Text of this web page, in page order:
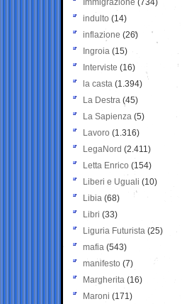
Immigrazione (734)
indulto (14)
inflazione (26)
Ingroia (15)
Interviste (16)
la casta (1.394)
La Destra (45)
La Sapienza (5)
Lavoro (1.316)
LegaNord (2.411)
Letta Enrico (154)
Liberi e Uguali (10)
Libia (68)
Libri (33)
Liguria Futurista (25)
mafia (543)
manifesto (7)
Margherita (16)
Maroni (171)